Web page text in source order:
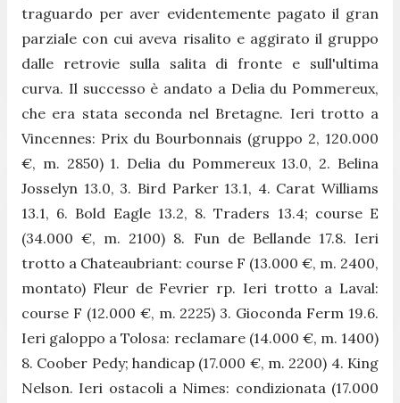
traguardo per aver evidentemente pagato il gran
parziale con cui aveva risalito e aggirato il gruppo
dalle retrovie sulla salita di fronte e sull'ultima
curva. Il successo è andato a Delia du Pommereux,
che era stata seconda nel Bretagne. Ieri trotto a
Vincennes: Prix du Bourbonnais (gruppo 2, 120.000
€, m. 2850) 1. Delia du Pommereux 13.0, 2. Belina
Josselyn 13.0, 3. Bird Parker 13.1, 4. Carat Williams
13.1, 6. Bold Eagle 13.2, 8. Traders 13.4; course E
(34.000 €, m. 2100) 8. Fun de Bellande 17.8. Ieri
trotto a Chateaubriant: course F (13.000 €, m. 2400,
montato) Fleur de Fevrier rp. Ieri trotto a Laval:
course F (12.000 €, m. 2225) 3. Gioconda Ferm 19.6.
Ieri galoppo a Tolosa: reclamare (14.000 €, m. 1400)
8. Coober Pedy; handicap (17.000 €, m. 2200) 4. King
Nelson. Ieri ostacoli a Nimes: condizionata (17.000